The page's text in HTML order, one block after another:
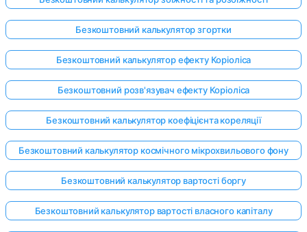
Безкоштовний калькулятор згортки
Безкоштовний калькулятор ефекту Коріоліса
Безкоштовний розв'язувач ефекту Коріоліса
Безкоштовний калькулятор коефіцієнта кореляції
Безкоштовний калькулятор космічного мікрохвильового фону
Безкоштовний калькулятор вартості боргу
Безкоштовний калькулятор вартості власного капіталу